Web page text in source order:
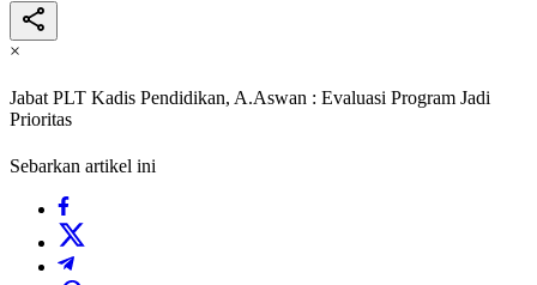
×
Jabat PLT Kadis Pendidikan, A.Aswan : Evaluasi Program Jadi
Prioritas
Sebarkan artikel ini